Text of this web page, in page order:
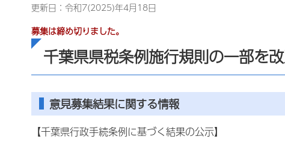
更新日：令和7(2025)年4月18日
募集は締め切りました。
千葉県県税条例施行規則の一部を
意見募集結果に関する情報
【千葉県行政手続条例に基づく結果の公示】